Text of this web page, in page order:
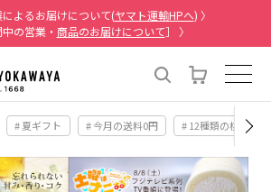
よるお届けについて(ヤマト運輸HPへ) 〉
中の営業・ 商品のお届けについて］ 〉
# 夏ギフト # 今月の送料0円 # 12種類の桃